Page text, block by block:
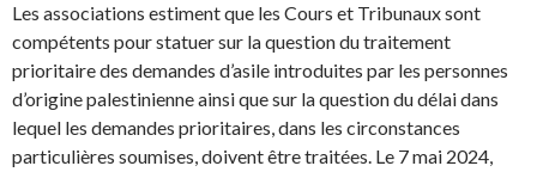
Les associations estiment que les Cours et Tribunaux sont
compétents pour statuer sur la question du traitement
prioritaire des demandes d’asile introduites par les personnes
d’origine palestinienne ainsi que sur la question du délai dans
lequel les demandes prioritaires, dans les circonstances
particulières soumises, doivent être traitées. Le 7 mai 2024,